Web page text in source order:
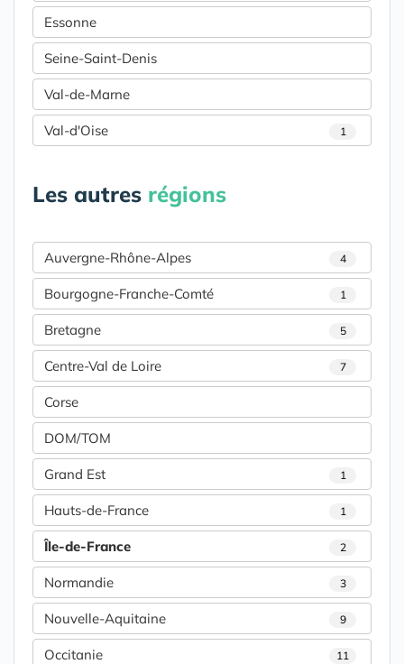
Essonne
Seine-Saint-Denis
Val-de-Marne
Val-d'Oise 1
Les autres régions
Auvergne-Rhône-Alpes 4
Bourgogne-Franche-Comté 1
Bretagne 5
Centre-Val de Loire 7
Corse
DOM/TOM
Grand Est 1
Hauts-de-France 1
Île-de-France 2
Normandie 3
Nouvelle-Aquitaine 9
Occitanie 11